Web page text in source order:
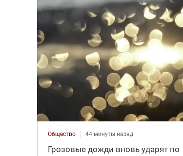
Общество 44 минуты назад
Грозовые дожди вновь ударят по